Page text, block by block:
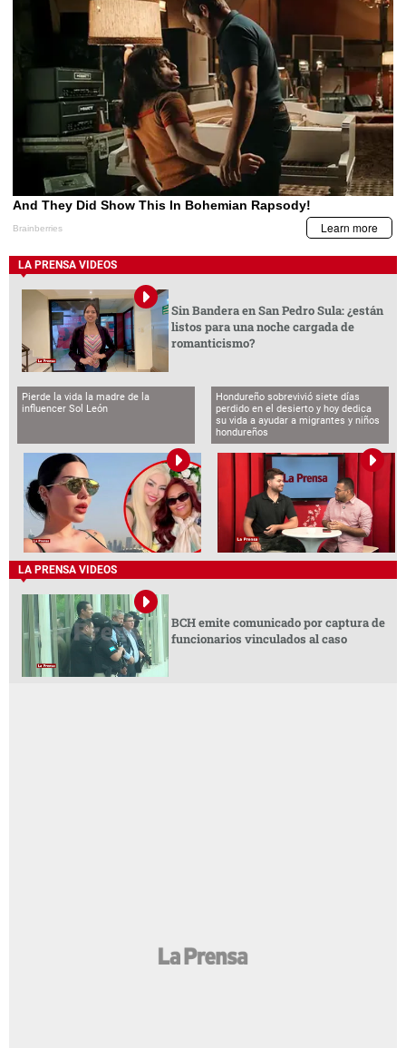
LA PRENSA VIDEOS
Sin Bandera en San Pedro Sula: ¿están
listos para una noche cargada de
romanticismo?
Pierde la vida la madre de la
influencer Sol León
Hondureño sobrevivió siete días
perdido en el desierto y hoy dedica
su vida a ayudar a migrantes y niños
hondureños
LA PRENSA VIDEOS
BCH emite comunicado por captura de
funcionarios vinculados al caso